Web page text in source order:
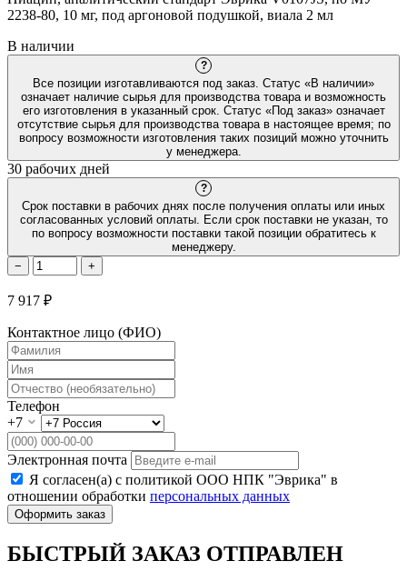
2238-80, 10 мг, под аргоновой подушкой, виала 2 мл
В наличии
?
Все позиции изготавливаются под заказ. Статус «В наличии»
означает наличие сырья для производства товара и возможность
его изготовления в указанный срок. Статус «Под заказ» означает
отсутствие сырья для производства товара в настоящее время; по
вопросу возможности изготовления таких позиций можно уточнить
у менеджера.
30 рабочих дней
?
Срок поставки в рабочих днях после получения оплаты или иных
согласованных условий оплаты. Если срок поставки не указан, то
по вопросу возможности поставки такой позиции обратитесь к
менеджеру.
−
+
7 917 ₽
Контактное лицо (ФИО)
Телефон
+7
Электронная почта
Я согласен(а) с политикой ООО НПК "Эврика" в
отношении обработки персональных данных
Оформить заказ
БЫСТРЫЙ ЗАКАЗ ОТПРАВЛЕН